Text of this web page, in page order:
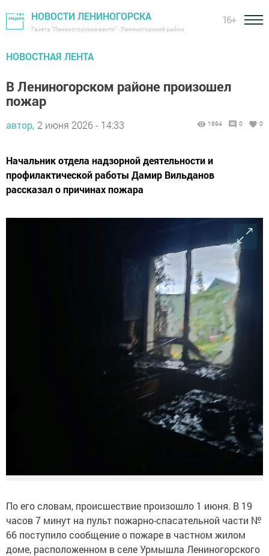
НОВОСТИ ЛЕНИНОГОРСКА
Газета "Лениногорские вести" - Лениногорский район
16+
НОВОСТНАЯ ЛЕНТА
В Лениногорском районе произошел
пожар
автор, 2 июня 2026 - 14:33 1694 0 0
Начальник отдела надзорной деятельности и
профилактической работы Дамир Вильданов
рассказал о причинах пожара
По его словам, происшествие произошло 1 июня. В 19
часов 7 минут на пульт пожарно-спасательной части №
66 поступило сообщение о пожаре в частном жилом
доме, расположенном в селе Урмышла Лениногорского